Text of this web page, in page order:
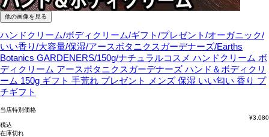
他の画像を見る
ハンドクリーム/ボディクリーム/ギフト/プレゼント/オーガニック/
いい香り/大容量/保湿/アースボタニクスガーデナーズ/Earths
Botanics GARDENERS/150g/ナチュラルコスメ ハンドクリーム ボ
ディクリーム アースボタニクスガーデナーズ ハンド＆ボディクリ
ーム 150g ギフト 手荒れ プレゼント メンズ 保湿 いい匂い 香り プ
チギフト
当店特別価格
¥3,080
税込
在庫切れ